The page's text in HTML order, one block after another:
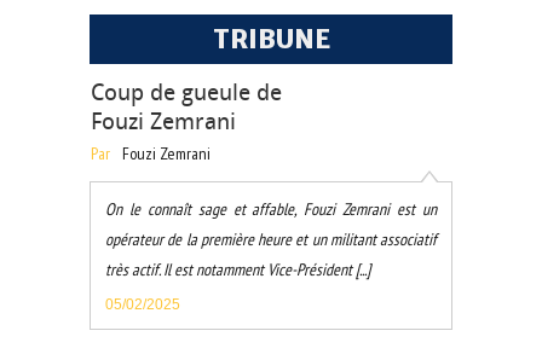
TRIBUNE
Coup de gueule de
Fouzi Zemrani
Par Fouzi Zemrani
On le connaît sage et affable, Fouzi Zemrani est un
opérateur de la première heure et un militant associatif
très actif. Il est notamment Vice-Président [...]
05/02/2025